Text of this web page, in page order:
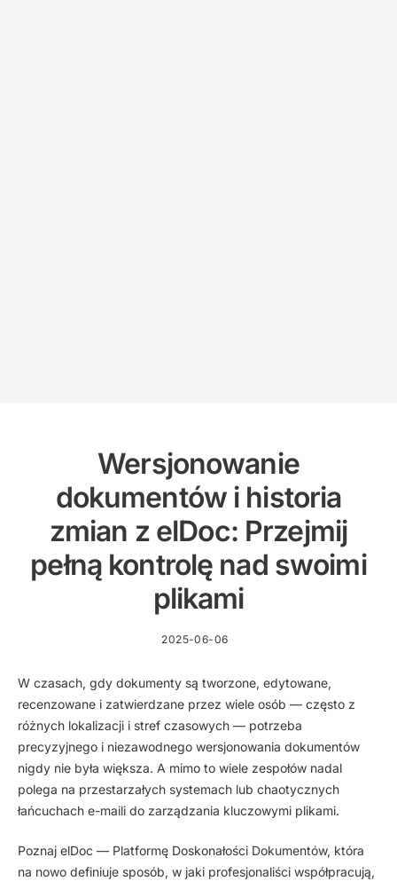
Wersjonowanie
dokumentów i historia
zmian z elDoc: Przejmij
pełną kontrolę nad swoimi
plikami
2025-06-06
W czasach, gdy dokumenty są tworzone, edytowane,
recenzowane i zatwierdzane przez wiele osób — często z
różnych lokalizacji i stref czasowych — potrzeba
precyzyjnego i niezawodnego wersjonowania dokumentów
nigdy nie była większa. A mimo to wiele zespołów nadal
polega na przestarzałych systemach lub chaotycznych
łańcuchach e-maili do zarządzania kluczowymi plikami.
Poznaj elDoc — Platformę Doskonałości Dokumentów, która
na nowo definiuje sposób, w jaki profesjonaliści współpracują,